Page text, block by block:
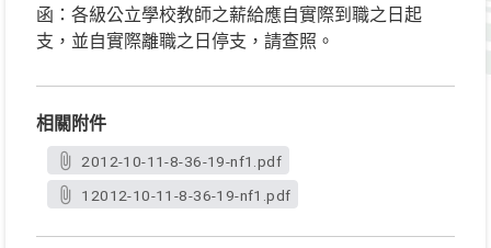
函：各級公立學校教師之薪給應自實際到職之日起
支，並自實際離職之日停支，請查照。
相關附件
2012-10-11-8-36-19-nf1.pdf
12012-10-11-8-36-19-nf1.pdf